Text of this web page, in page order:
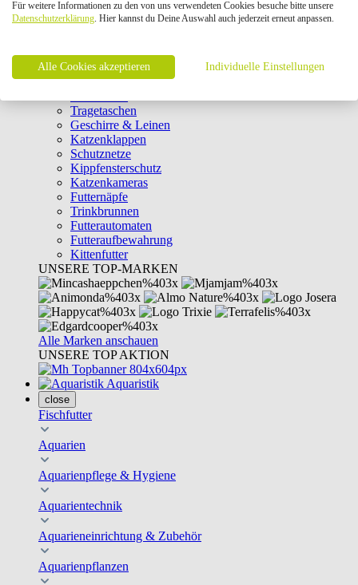
Intelligenzspielzeug
Laserpointer & Elektrospielzeug
Clicker & Target Sticks für Katzen
Weiteres Katzenspielzeug
Transportboxen
Tragetaschen
Geschirre & Leinen
Katzenklappen
Schutznetze
Kippfensterschutz
Katzenkameras
Futternäpfe
Trinkbrunnen
Futterautomaten
Futteraufbewahrung
Kittenfutter
UNSERE TOP-MARKEN
Alle Marken anschauen
UNSERE TOP AKTION
Aquaristik
close
Fischfutter
Aquarien
Aquarienpflege & Hygiene
Aquarientechnik
Aquarieneinrichtung & Zubehör
Aquarienpflanzen
Für weitere Informationen zu den von uns verwendeten Cookies besuche bitte unsere
Datenschutzerklärung. Hier kannst du Deine Auswahl auch jederzeit erneut anpassen.
Alle Cookies akzeptieren Individuelle Einstellungen